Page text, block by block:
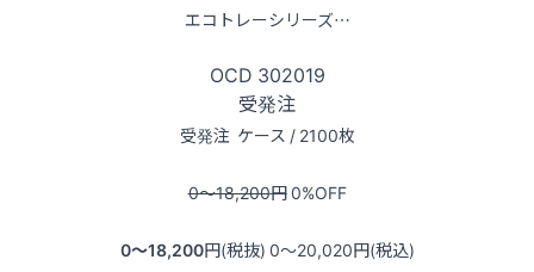
エコトレーシリーズ…
OCD 302019
受発注
受発注 ケース / 2100枚
0〜18,200円0%OFF
0〜18,200円(税抜) 0〜20,020円(税込)